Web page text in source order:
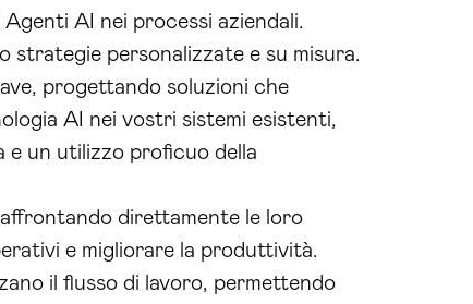
Agenti AI nei processi aziendali.
strategie personalizzate e su misura.
progettando soluzioni che
AI nei vostri sistemi esistenti,
e un utilizzo proficuo della
direttamente le loro
e migliorare la produttività.
il flusso di lavoro, permettendo